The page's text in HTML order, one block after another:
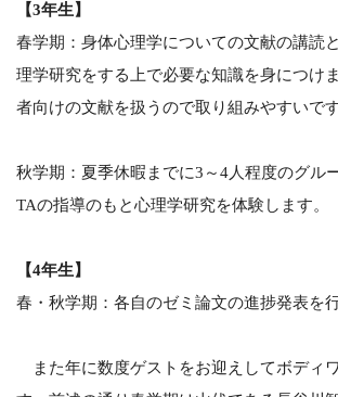
【3年生】
春学期：身体心理学についての文献の講読
理学研究をする上で必要な知識を身につけ
者向けの文献を扱うので取り組みやすいです
秋学期：夏季休暇までに3～4人程度のグル
TAの指導のもと心理学研究を体験します。
【4年生】
春・秋学期：各自のゼミ論文の進捗発表を行
また年に数度ゲストをお迎えしてボディ